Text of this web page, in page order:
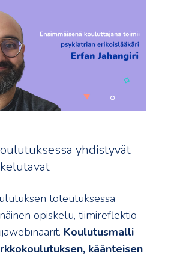
yhdistyvät
toteutuksessa
opiskelu, tiimireflektio
Koulutusmalli
käänteisen